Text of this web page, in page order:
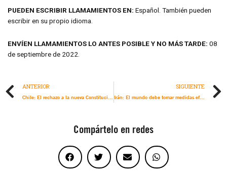
PUEDEN ESCRIBIR LLAMAMIENTOS EN: Español. También pueden
escribir en su propio idioma.
ENVÍEN LLAMAMIENTOS LO ANTES POSIBLE Y NO MÁS TARDE: 08
de septiembre de 2022.
ANTERIOR
Chile: El rechazo a la nueva Constitución es solo una etapa de un proceso constituyente que debe continuar
SIGUIENTE
Irán: El mundo debe tomar medidas efectivas contra la sangrienta represión ante el aumento del número de víctimas mortales
Compártelo en redes